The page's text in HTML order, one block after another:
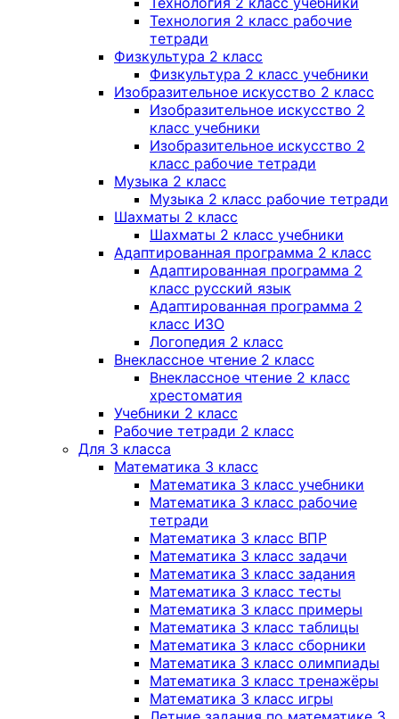
Технология 2 класс рабочие
тетради
Физкультура 2 класс
Физкультура 2 класс учебники
Изобразительное искусство 2 класс
Изобразительное искусство 2
класс учебники
Изобразительное искусство 2
класс рабочие тетради
Музыка 2 класс
Музыка 2 класс рабочие тетради
Шахматы 2 класс
Шахматы 2 класс учебники
Адаптированная программа 2 класс
Адаптированная программа 2
класс русский язык
Адаптированная программа 2
класс ИЗО
Логопедия 2 класс
Внеклассное чтение 2 класс
Внеклассное чтение 2 класс
хрестоматия
Учебники 2 класс
Рабочие тетради 2 класс
Для 3 класса
Математика 3 класс
Математика 3 класс учебники
Математика 3 класс рабочие
тетради
Математика 3 класс ВПР
Математика 3 класс задачи
Математика 3 класс задания
Математика 3 класс тесты
Математика 3 класс примеры
Математика 3 класс таблицы
Математика 3 класс сборники
Математика 3 класс олимпиады
Математика 3 класс тренажёры
Математика 3 класс игры